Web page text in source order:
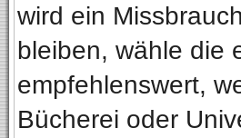
wird ein
bleiben, wähle die
empfehlenswert,
Bücherei oder